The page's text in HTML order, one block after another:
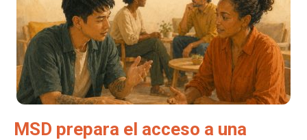
MSD prepara el acceso a una